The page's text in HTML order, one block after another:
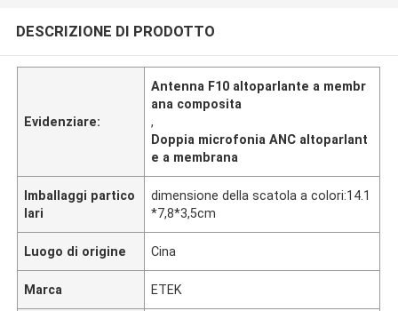
DESCRIZIONE DI PRODOTTO
Evidenziare:
Antenna F10 altoparlante a membr
ana composita
,
Doppia microfonia ANC altoparlant
e a membrana
Imballaggi partico
lari
dimensione della scatola a colori:14.1
*7,8*3,5cm
Luogo di origine Cina
Marca ETEK